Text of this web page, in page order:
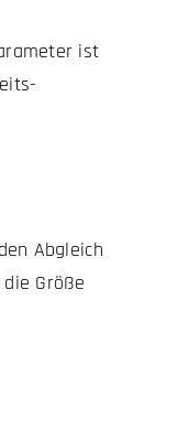
ist
Abgleich
Größe